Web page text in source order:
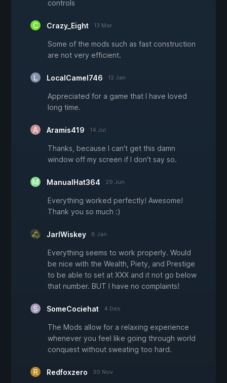
controls
Crazy_Eight 13 Mar
Some of the mods such as fast construction
are not very efficient.
LocalCamel746 12 Jan
Appreciated for a game that I have loved
long time.
Aramis419 14 Jul
Thanks, because I can't get this damn
window off my screen if I don't say so.
ManualHat364 29 Jun
Everything worked perfectly! Awesome!
Thank you so much :)
JarlWiskey 8 Jan
Everything seems to work properly. Would
be nice with the Wealth, Piety, and Prestige
to be able to set at XXX and it not go below
that number. BUT I have no complaints!
SomeCociehat 4 Des
The Mods allow for a relaxing experience
whenever you feel like going through world
conquest without sweating too hard.
Redfoxzero 30 Nov